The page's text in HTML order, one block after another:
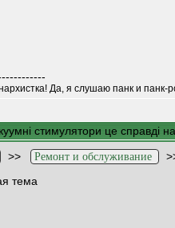
Да, я слушаю панк и панк-
стимулятори це справді
>> Ремонт и обслуживание
тема